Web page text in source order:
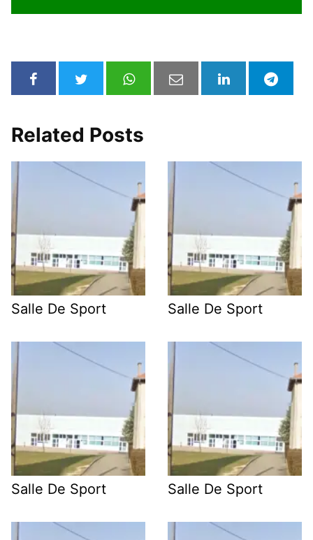
Related Posts
Salle De Sport Salle De Sport
Salle De Sport Salle De Sport